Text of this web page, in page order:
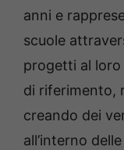
anni e
scuole
progetti al
di riferimento,
creando dei
all’interno